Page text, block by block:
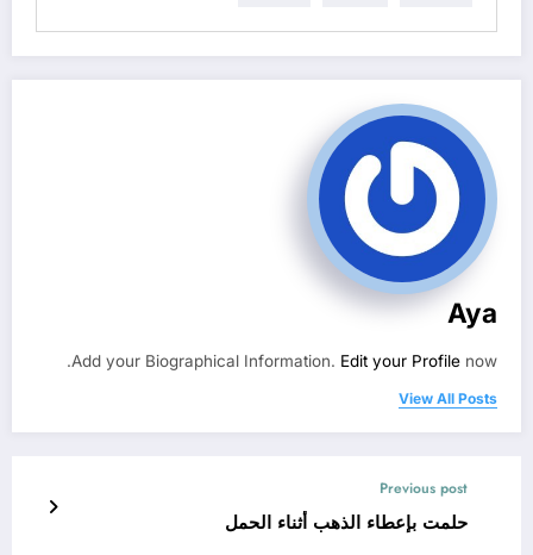
Aya
Add your Biographical Information. Edit your Profile now.
View All Posts
Previous post
حلمت بإعطاء الذهب أثناء الحمل